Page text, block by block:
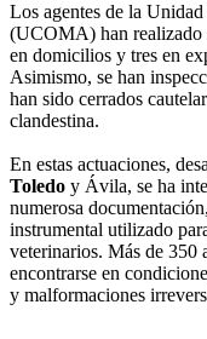
Los agentes de la
(UCOMA) han realizado
en domicilios y tres en
Asimismo, se han
han sido cerrados
clandestina.
En estas actuaciones,
Toledo y Ávila, se ha
numerosa
instrumental utilizado
veterinarios. Más de 350
encontrarse en
y malformaciones